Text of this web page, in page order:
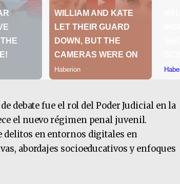
debate fue el rol del Poder Judicial en la
el nuevo régimen penal juvenil.
delitos en entornos digitales en
abordajes socioeducativos y enfoques